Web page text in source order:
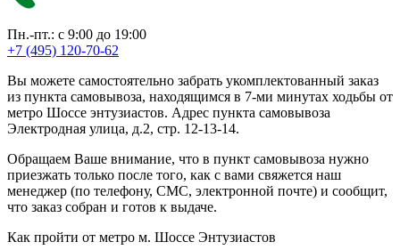
Пн.-пт.: с 9:00 до 19:00
+7 (495) 120-70-62
Вы можете самостоятельно забрать укомплектованный заказ
из пункта самовывоза, находящимся в 7-ми минутах ходьбы от
метро Шоссе энтузиастов. Адрес пункта самовывоза
Электродная улица, д.2, стр. 12-13-14.
Обращаем Ваше внимание, что в пункт самовывоза нужно
приезжать только после того, как с вами свяжется наш
менеджер (по телефону, СМС, электронной почте) и сообщит,
что заказ собран и готов к выдаче.
Как пройти от метро м. Шоссе Энтузиастов